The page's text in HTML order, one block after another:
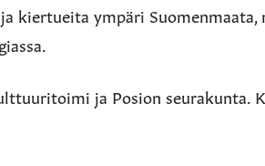
kiertueita ympäri Suomenmaata,
ja Posion seurakunta.